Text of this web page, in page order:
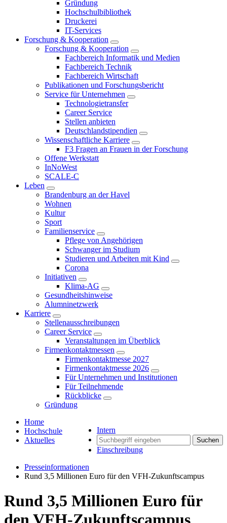
Gründung
Hochschulbibliothek
Druckerei
IT-Services
Forschung & Kooperation
Forschung & Kooperation
Fachbereich Informatik und Medien
Fachbereich Technik
Fachbereich Wirtschaft
Publikationen und Forschungsbericht
Service für Unternehmen
Technologietransfer
Career Service
Stellen anbieten
Deutschlandstipendien
Wissenschaftliche Karriere
F3 Fragen an Frauen in der Forschung
Offene Werkstatt
InNoWest
SCALE-C
Leben
Brandenburg an der Havel
Wohnen
Kultur
Sport
Familienservice
Pflege von Angehörigen
Schwanger im Studium
Studieren und Arbeiten mit Kind
Corona
Initiativen
Klima-AG
Gesundheitshinweise
Alumninetzwerk
Karriere
Stellenausschreibungen
Career Service
Veranstaltungen im Überblick
Firmenkontaktmessen
Firmenkontaktmesse 2027
Firmenkontaktmesse 2026
Für Unternehmen und Institutionen
Für Teilnehmende
Rückblicke
Gründung
Intern
Suchen
Einschreibung
Home
Hochschule
Aktuelles
Presseinformationen
Rund 3,5 Millionen Euro für den VFH-Zukunftscampus
Rund 3,5 Millionen Euro für